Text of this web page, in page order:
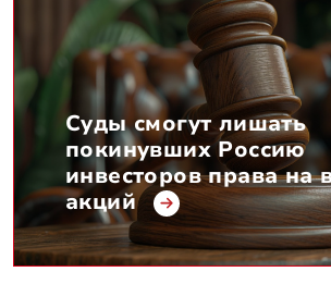
Суды смогут лишать
покинувших Россию
инвесторов права на
акций